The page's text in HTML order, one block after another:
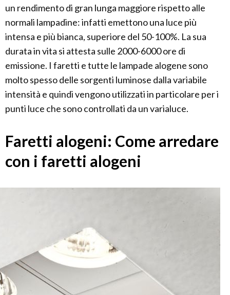
un rendimento di gran lunga maggiore rispetto alle
normali lampadine: infatti emettono una luce più
intensa e più bianca, superiore del 50-100%. La sua
durata in vita si attesta sulle 2000-6000 ore di
emissione. I faretti e tutte le lampade alogene sono
molto spesso delle sorgenti luminose dalla variabile
intensità e quindi vengono utilizzati in particolare per i
punti luce che sono controllati da un varialuce.
Faretti alogeni: Come arredare
con i faretti alogeni